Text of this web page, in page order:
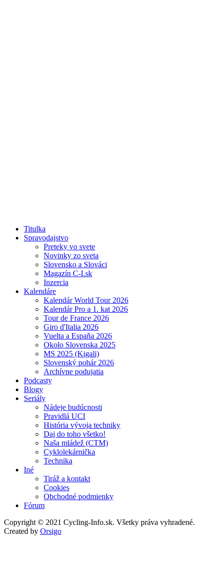
Titulka
Spravodajstvo
Preteky vo svete
Novinky zo sveta
Slovensko a Slováci
Magazín C-I.sk
Inzercia
Kalendáre
Kalendár World Tour 2026
Kalendár Pro a 1. kat 2026
Tour de France 2026
Giro d'Italia 2026
Vuelta a Espaňa 2026
Okolo Slovenska 2025
MS 2025 (Kigali)
Slovenský pohár 2026
Archívne podujatia
Podcasty
Blogy
Seriály
Nádeje budúcnosti
Pravidlá UCI
História vývoja techniky
Daj do toho všetko!
Naša mládež (CTM)
Cyklolekárnička
Technika
Iné
Tiráž a kontakt
Cookies
Obchodné podmienky
Fórum
Copyright © 2021 Cycling-Info.sk. Všetky práva vyhradené.
Created by Orsigo